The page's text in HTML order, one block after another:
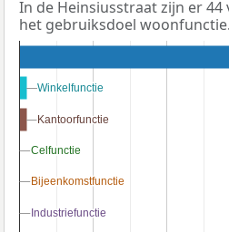
In de Heinsiusstraat zijn er
het gebruiksdoel woonfunctie.
Winkelfunctie
Winkelfunctie
Kantoorfunctie
Kantoorfunctie
Celfunctie
Celfunctie
Bijeenkomstfunctie
Bijeenkomstfunctie
Industriefunctie
Industriefunctie